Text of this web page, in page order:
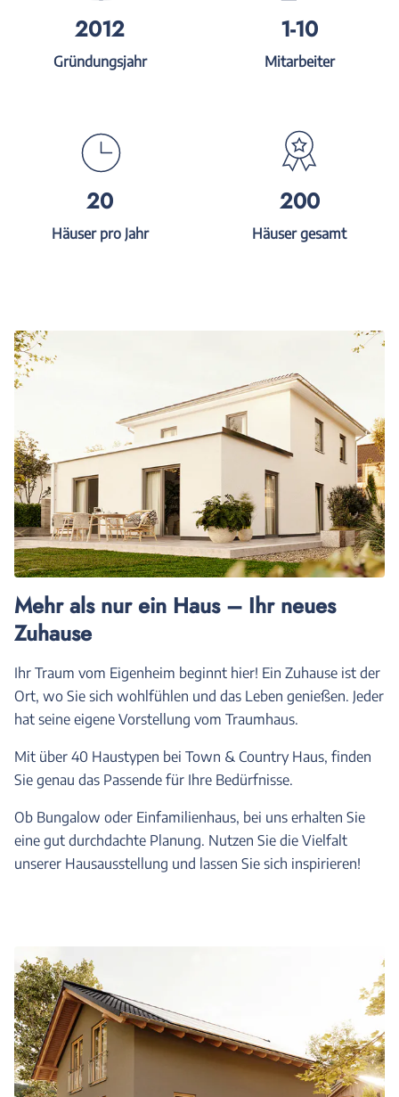
2012
Gründungsjahr
1-10
Mitarbeiter
20
Häuser pro Jahr
200
Häuser gesamt
Mehr als nur ein Haus – Ihr neues
Zuhause
Ihr Traum vom Eigenheim beginnt hier! Ein Zuhause ist der
Ort, wo Sie sich wohlfühlen und das Leben genießen. Jeder
hat seine eigene Vorstellung vom Traumhaus.
Mit über 40 Haustypen bei Town & Country Haus, finden
Sie genau das Passende für Ihre Bedürfnisse.
Ob Bungalow oder Einfamilienhaus, bei uns erhalten Sie
eine gut durchdachte Planung. Nutzen Sie die Vielfalt
unserer Hausausstellung und lassen Sie sich inspirieren!